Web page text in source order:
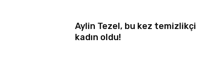
Aylin Tezel, bu kez temizlikçi
kadın oldu!